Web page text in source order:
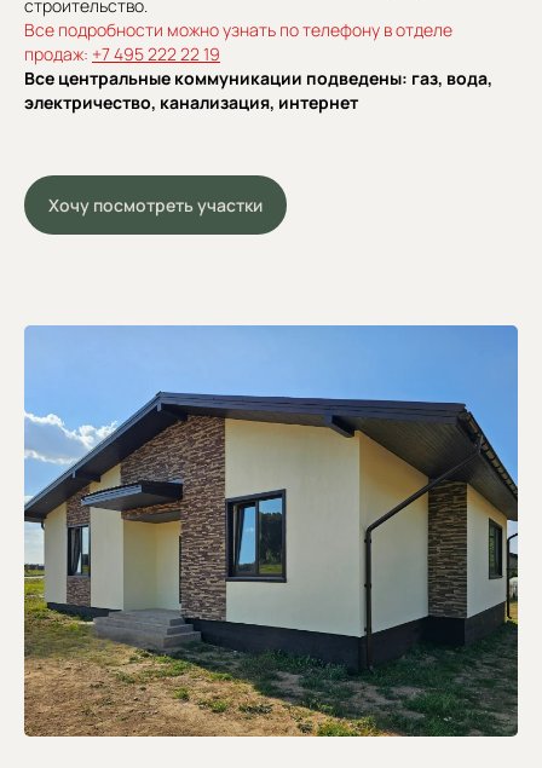
строительство.
Все подробности можно узнать по телефону в отделе
продаж: +7 495 222 22 19
Все центральные коммуникации подведены: газ, вода,
электричество, канализация, интернет
Хочу посмотреть участки